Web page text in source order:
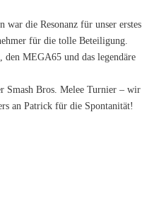
die Resonanz für unser erstes
für die tolle Beteiligung.
MEGA65 und das legendäre
Smash Bros. Melee Turnier – wir
an Patrick für die Spontanität!